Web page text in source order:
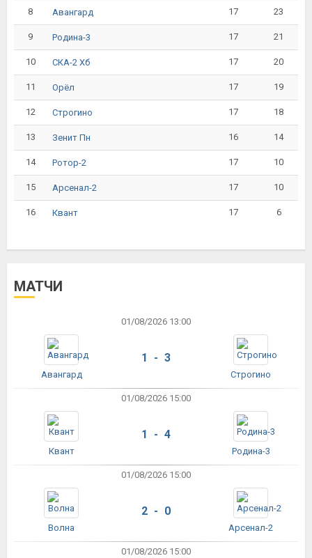
8 Авангард 17 23
9 Родина-3 17 21
10 СКА-2 Хб 17 20
11 Орёл 17 19
12 Строгино 17 18
13 Зенит Пн 16 14
14 Ротор-2 17 10
15 Арсенал-2 17 10
16 Квант 17 6
МАТЧИ
01/08/2026 13:00
Авангард
1 - 3
Строгино
01/08/2026 15:00
Квант
1 - 4
Родина-3
01/08/2026 15:00
Волна
2 - 0
Арсенал-2
01/08/2026 15:00